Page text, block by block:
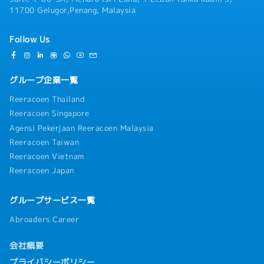
ンとして活躍できるチャンス！
11700 Gelugor,Penang, Malaysia
Follow Us
グループ企業一覧
Reeracoen Thailand
Reeracoen Singapore
Agensi Pekerjaan Reeracoen Malaysia
Reeracoen Taiwan
Reeracoen Vietnam
Reeracoen Japan
グループサービス一覧
Abroaders Career
会社概要